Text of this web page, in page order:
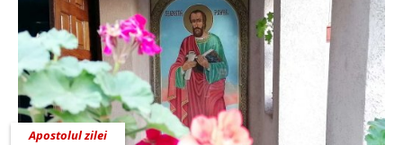
Apostolul zilei